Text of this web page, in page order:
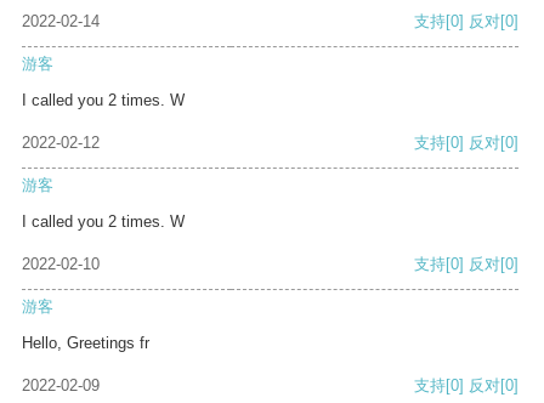
2022-02-14 支持[0] 反对[0]
游客
I called you 2 times. W
2022-02-12 支持[0] 反对[0]
游客
I called you 2 times. W
2022-02-10 支持[0] 反对[0]
游客
Hello, Greetings fr
2022-02-09 支持[0] 反对[0]